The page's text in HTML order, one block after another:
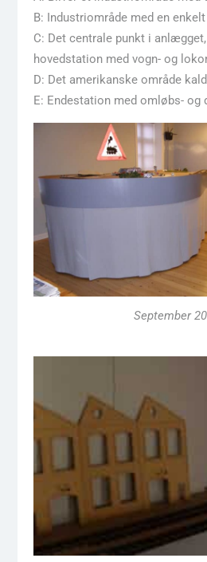
B: Industriområde med en
C: Det centrale punkt i
hovedstation med vogn- og
D: Det amerikanske område
E: Endestation med omløbs- og
September